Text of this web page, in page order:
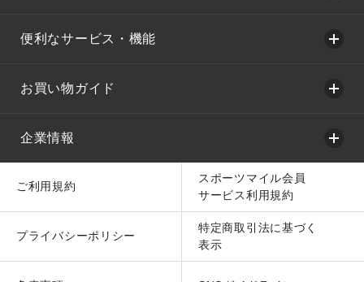
便利なサービス・機能
お買い物ガイド
企業情報
ご利用規約
スポーツマイル会員
サービス利用規約
プライバシーポリシー
特定商取引法に基づく
表示